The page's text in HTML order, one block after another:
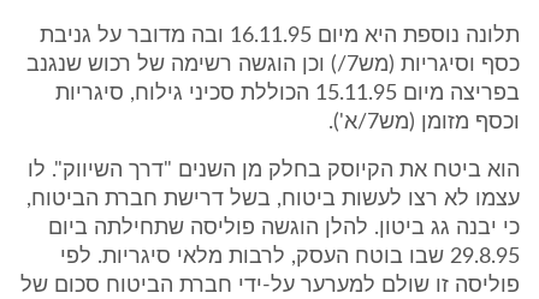
תלונה נוספת היא מיום 16.11.95 ובה מדובר על גניבת
כסף וסיגריות (מש7/) וכן הוגשה רשימה של רכוש שנגנב
בפריצה מיום 15.11.95 הכוללת סכיני גילוח, סיגריות
וכסף מזומן (מש7/א').
הוא ביטח את הקיוסק בחלק מן השנים "דרך השיווק". לו
עצמו לא רצו לעשות ביטוח, בשל דרישת חברת הביטוח,
כי יבנה גג ביטון. להלן הוגשה פוליסה שתחילתה ביום
29.8.95 שבו בוטח העסק, לרבות מלאי סיגריות. לפי
פוליסה זו שולם למערער על-ידי חברת הביטוח סכום של